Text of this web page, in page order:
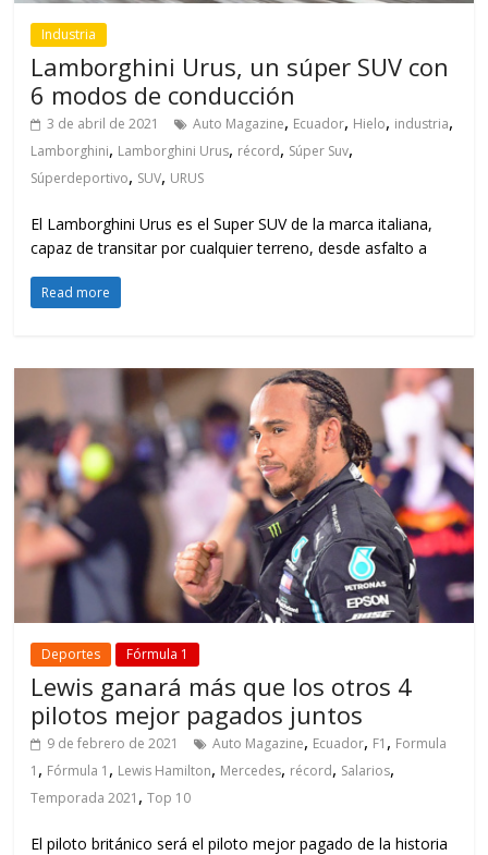
Industria
Lamborghini Urus, un súper SUV con
6 modos de conducción
3 de abril de 2021 Auto Magazine, Ecuador, Hielo, industria,
Lamborghini, Lamborghini Urus, récord, Súper Suv,
Súperdeportivo, SUV, URUS
El Lamborghini Urus es el Super SUV de la marca italiana,
capaz de transitar por cualquier terreno, desde asfalto a
Read more
Deportes Fórmula 1
Lewis ganará más que los otros 4
pilotos mejor pagados juntos
9 de febrero de 2021 Auto Magazine, Ecuador, F1 , Formula
1 , Fórmula 1 , Lewis Hamilton, Mercedes, récord, Salarios,
Temporada 2021 ,Top 10
El piloto británico será el piloto mejor pagado de la historia